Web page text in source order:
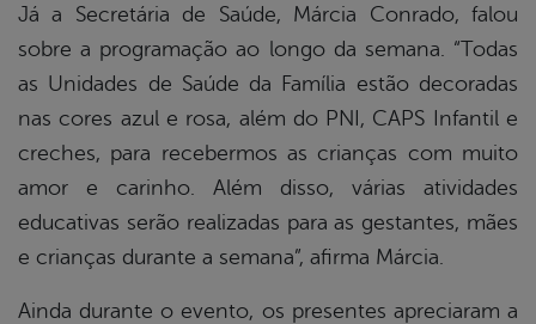
Já a Secretária de Saúde, Márcia Conrado, falou
sobre a programação ao longo da semana. “Todas
as Unidades de Saúde da Família estão decoradas
nas cores azul e rosa, além do PNI, CAPS Infantil e
creches, para recebermos as crianças com muito
amor e carinho. Além disso, várias atividades
educativas serão realizadas para as gestantes, mães
e crianças durante a semana”, afirma Márcia.
Ainda durante o evento, os presentes apreciaram a